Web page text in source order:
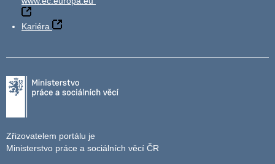
Kariéra
Zřizovatelem portálu je
Ministerstvo práce a sociálních věcí ČR